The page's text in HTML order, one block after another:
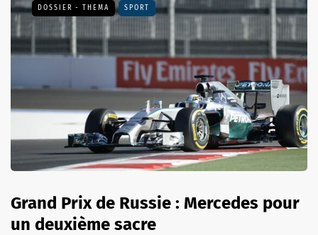
DOSSIER - THEMA SPORT
Grand Prix de Russie : Mercedes pour
un deuxième sacre